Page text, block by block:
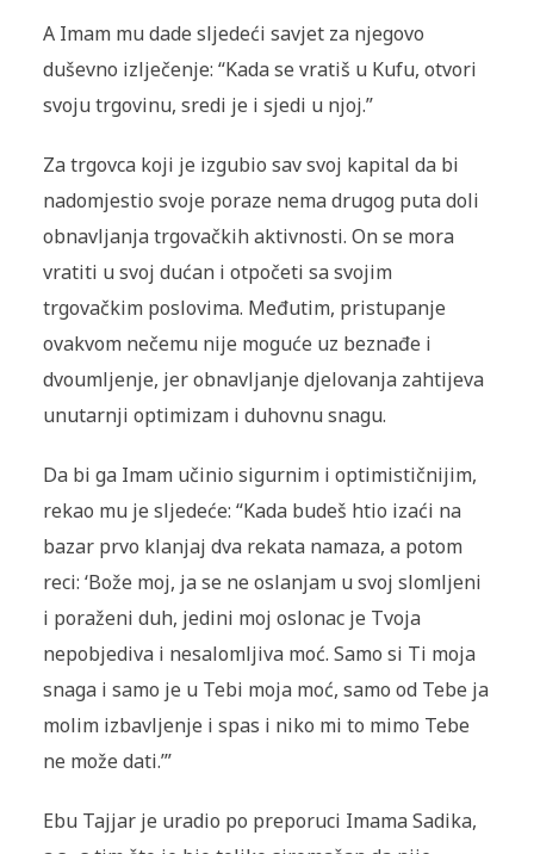
A Imam mu dade sljedeći savjet za njegovo
duševno izlječenje: “Kada se vratiš u Kufu, otvori
svoju trgovinu, sredi je i sjedi u njoj.”
Za trgovca koji je izgubio sav svoj kapital da bi
nadomjestio svoje poraze nema drugog puta doli
obnavljanja trgovačkih aktivnosti. On se mora
vratiti u svoj dućan i otpočeti sa svojim
trgovačkim poslovima. Međutim, pristupanje
ovakvom nečemu nije moguće uz beznađe i
dvoumljenje, jer obnavljanje djelovanja zahtijeva
unutarnji optimizam i duhovnu snagu.
Da bi ga Imam učinio sigurnim i optimističnijim,
rekao mu je sljedeće: “Kada budeš htio izaći na
bazar prvo klanjaj dva rekata namaza, a potom
reci: ‘Bože moj, ja se ne oslanjam u svoj slomljeni
i poraženi duh, jedini moj oslonac je Tvoja
nepobjediva i nesalomljiva moć. Samo si Ti moja
snaga i samo je u Tebi moja moć, samo od Tebe ja
molim izbavljenje i spas i niko mi to mimo Tebe
ne može dati.’”
Ebu Tajjar je uradio po preporuci Imama Sadika,